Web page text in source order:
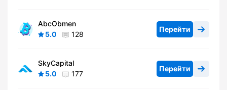
AbcObmen
5.0
128
Перейти
SkyCapital
5.0
177
Перейти